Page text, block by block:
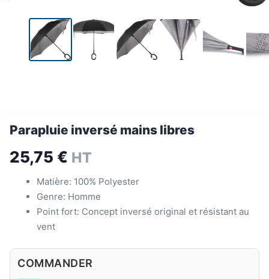
Parapluie inversé mains libres
25,75 € HT
Matière: 100% Polyester
Genre: Homme
Point fort: Concept inversé original et résistant au
vent
COMMANDER